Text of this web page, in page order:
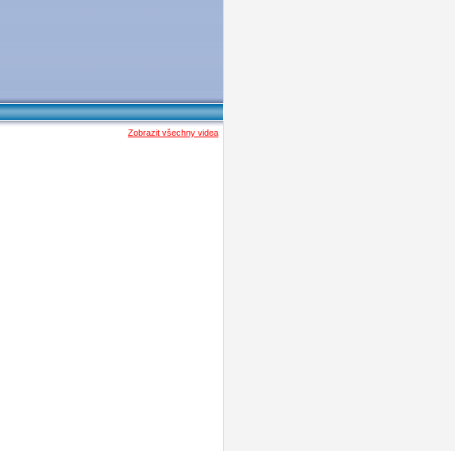
Zobrazit všechny videa